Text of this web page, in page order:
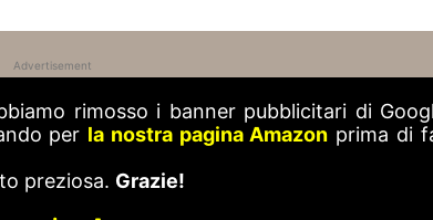
Advertisement
rimosso i banner pubblicitari di
per la nostra pagina Amazon prima di
preziosa. Grazie!